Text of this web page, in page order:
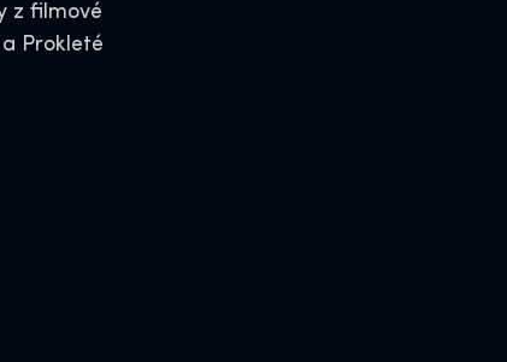
z filmové
Prokleté